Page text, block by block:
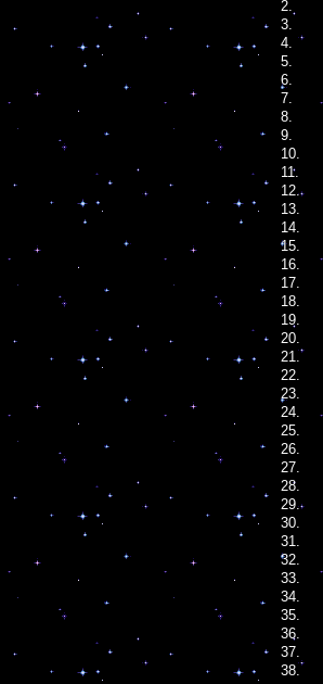
2.
3.
4.
5.
6.
7.
8.
9.
10.
11.
12.
13.
14.
15.
16.
17.
18.
19.
20.
21.
22.
23.
24.
25.
26.
27.
28.
29.
30.
31.
32.
33.
34.
35.
36.
37.
38.